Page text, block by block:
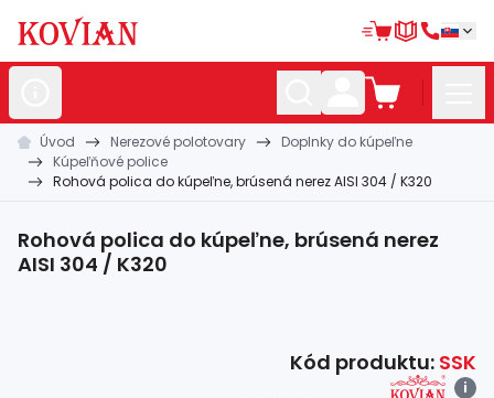
Nerezovépolotovary
Hliníkovépolotovary
Kovanépolotovary
Zábradlia a
Úvod Nerezové polotovary
Doplnky do kúpeľne
Kúpeľňové police
Rohová polica do kúpeľne, brúsená nerez AISI 304 / K320
Rohová polica do kúpeľne, brúsená nerez
AISI 304 / K320
Kód produktu: SSK
i